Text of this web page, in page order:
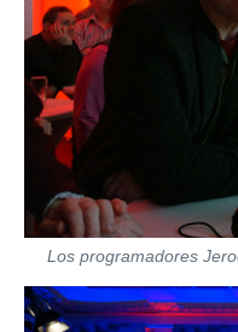
Los programadores